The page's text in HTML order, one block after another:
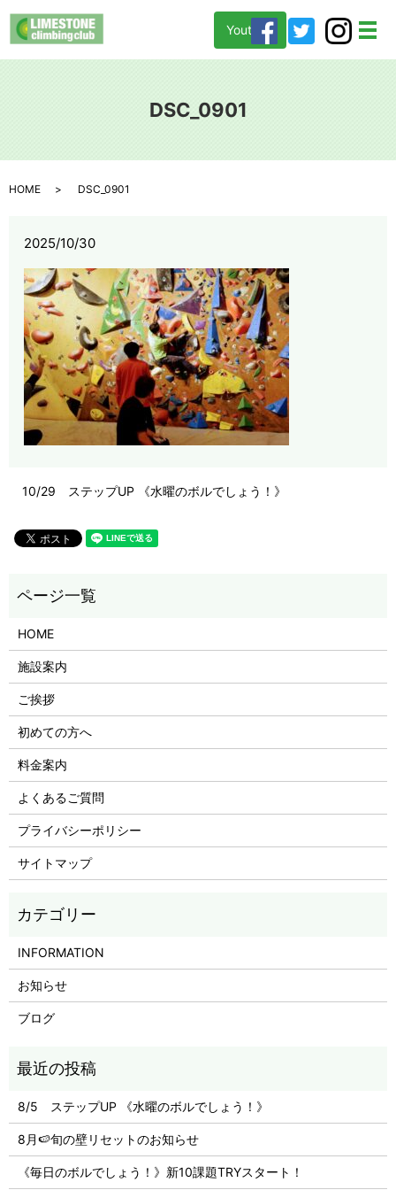
メ
Youtube
DSC_0901
HOME DSC_0901
2025/10/30
10/29 ステップUP 《水曜のボルでしょう！》
HOME
施設案内
ご挨拶
初めての方へ
料金案内
よくあるご質問
プライバシーポリシー
サイトマップ
INFORMATION
お知らせ
ブログ
8/5 ステップUP 《水曜のボルでしょう！》
8月🍉旬の壁リセットのお知らせ
《毎日のボルでしょう！》新10課題TRYスタート！